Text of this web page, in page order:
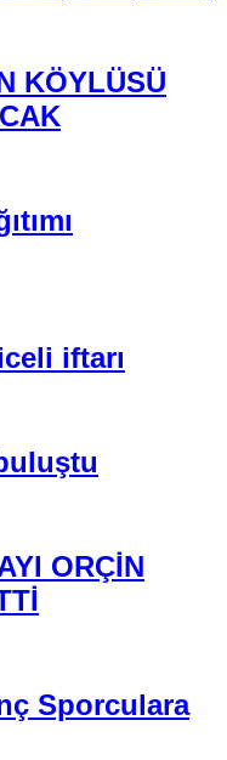
KÖYLÜSÜ
iftarı
ORÇİN
Sporculara